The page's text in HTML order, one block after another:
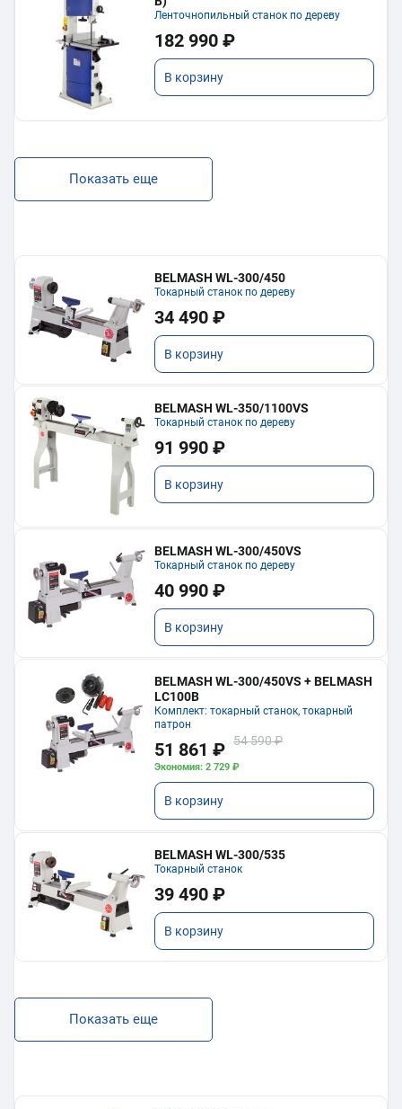
Ленточнопильный станок по дереву
182 990 ₽
В корзину
Показать еще
BELMASH WL-300/450
Токарный станок по дереву
34 490 ₽
В корзину
BELMASH WL-350/1100VS
Токарный станок по дереву
91 990 ₽
В корзину
BELMASH WL-300/450VS
Токарный станок по дереву
40 990 ₽
В корзину
BELMASH WL-300/450VS + BELMASH
LC100B
Комплект: токарный станок, токарный
патрон
51 861 ₽ 54 590 ₽
Экономия: 2 729 ₽
В корзину
BELMASH WL-300/535
Токарный станок
39 490 ₽
В корзину
Показать еще